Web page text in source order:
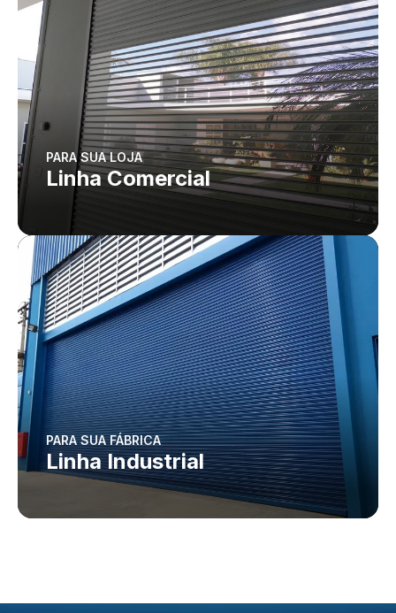
PARA SUA LOJA
Linha Comercial
PARA SUA FÁBRICA
Linha Industrial